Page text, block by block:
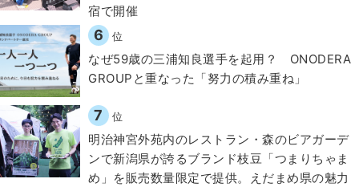
宿で開催
6 位
なぜ59歳の三浦知良選手を起用？ ONODERA
GROUPと重なった「努力の積み重ね」
7 位
明治神宮外苑内のレストラン・森のビアガーデ
ンで新潟県が誇るブランド枝豆「つまりちゃま
め」を販売数量限定で提供。えだまめ県の魅力